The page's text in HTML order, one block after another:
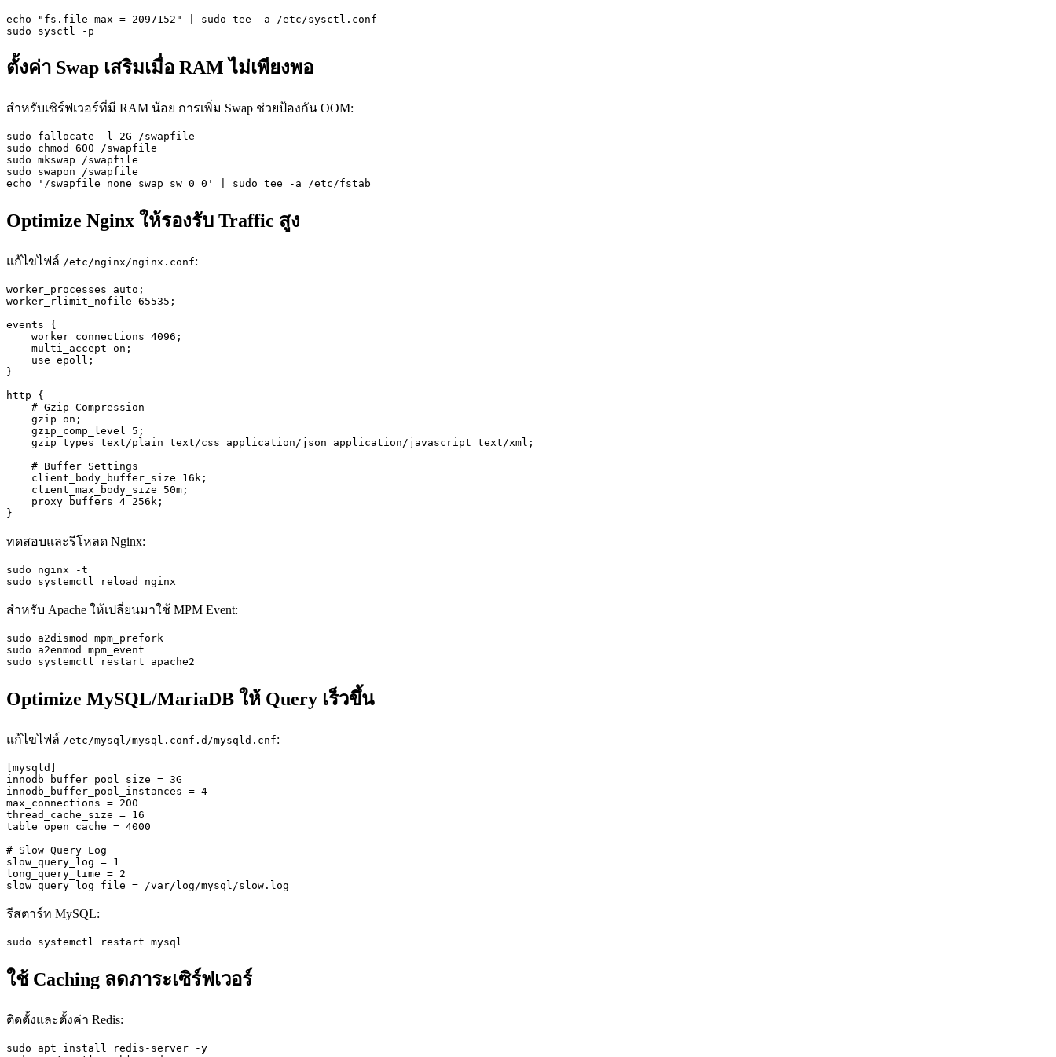
echo "fs.file-max = 2097152" | sudo tee -a /etc/sysctl.conf
sudo sysctl -p
ตั้งค่า Swap เสริมเมื่อ RAM ไม่เพียงพอ
สำหรับเซิร์ฟเวอร์ที่มี RAM น้อย การเพิ่ม Swap ช่วยป้องกัน OOM:
sudo fallocate -l 2G /swapfile
sudo chmod 600 /swapfile
sudo mkswap /swapfile
sudo swapon /swapfile
echo '/swapfile none swap sw 0 0' | sudo tee -a /etc/fstab
Optimize Nginx ให้รองรับ Traffic สูง
แก้ไขไฟล์ /etc/nginx/nginx.conf:
worker_processes auto;
worker_rlimit_nofile 65535;
events {
    worker_connections 4096;
    multi_accept on;
    use epoll;
}
http {
    # Gzip Compression
    gzip on;
    gzip_comp_level 5;
    gzip_types text/plain text/css application/json application/javascript text/xml;
    # Buffer Settings
    client_body_buffer_size 16k;
    client_max_body_size 50m;
    proxy_buffers 4 256k;
}
ทดสอบและรีโหลด Nginx:
sudo nginx -t
sudo systemctl reload nginx
สำหรับ Apache ให้เปลี่ยนมาใช้ MPM Event:
sudo a2dismod mpm_prefork
sudo a2enmod mpm_event
sudo systemctl restart apache2
Optimize MySQL/MariaDB ให้ Query เร็วขึ้น
แก้ไขไฟล์ /etc/mysql/mysql.conf.d/mysqld.cnf:
[mysqld]
innodb_buffer_pool_size = 3G
innodb_buffer_pool_instances = 4
max_connections = 200
thread_cache_size = 16
table_open_cache = 4000
# Slow Query Log
slow_query_log = 1
long_query_time = 2
slow_query_log_file = /var/log/mysql/slow.log
รีสตาร์ท MySQL:
sudo systemctl restart mysql
ใช้ Caching ลดภาระเซิร์ฟเวอร์
ติดตั้งและตั้งค่า Redis:
sudo apt install redis-server -y